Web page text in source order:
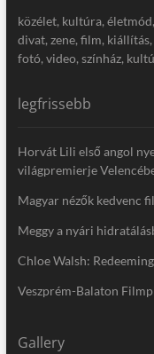
közélet, kultúra,
divat, zene, film,
fotó, video, színház,
legfrissebb
Horvát Lili első angol
világpremierje
Magyar nézők kedvenc
Meggy a nyári
Chloe Walsh:
Veszprém-Balaton
Gallery